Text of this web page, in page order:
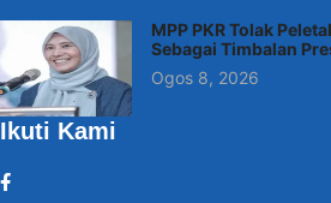
MPP PKR Tolak
Sebagai Timbalan
Ogos 8, 2026
Ikuti Kami